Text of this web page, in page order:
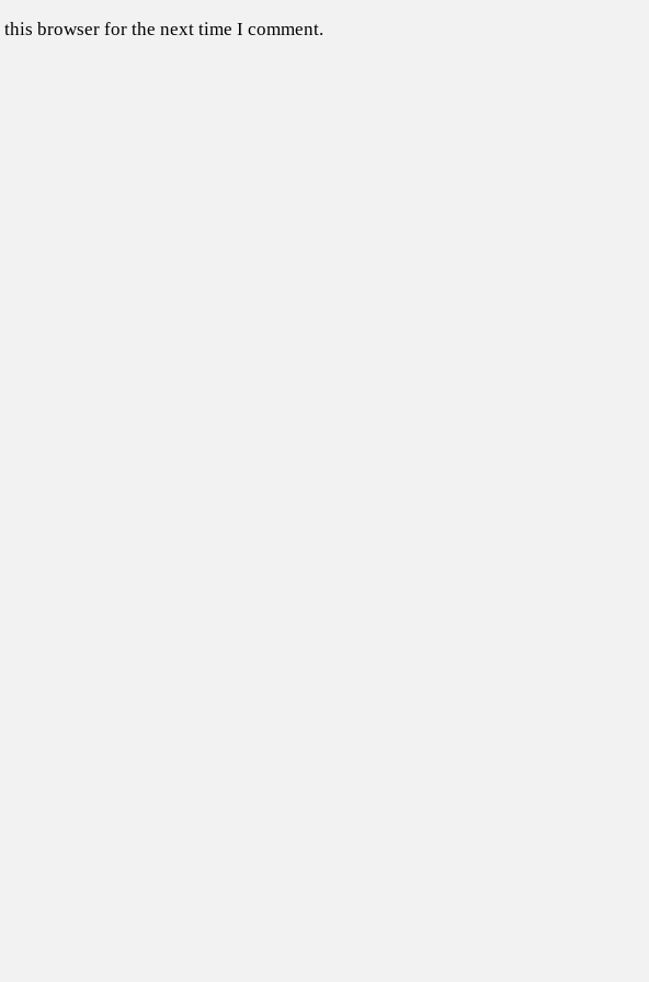
browser for the next time I comment.